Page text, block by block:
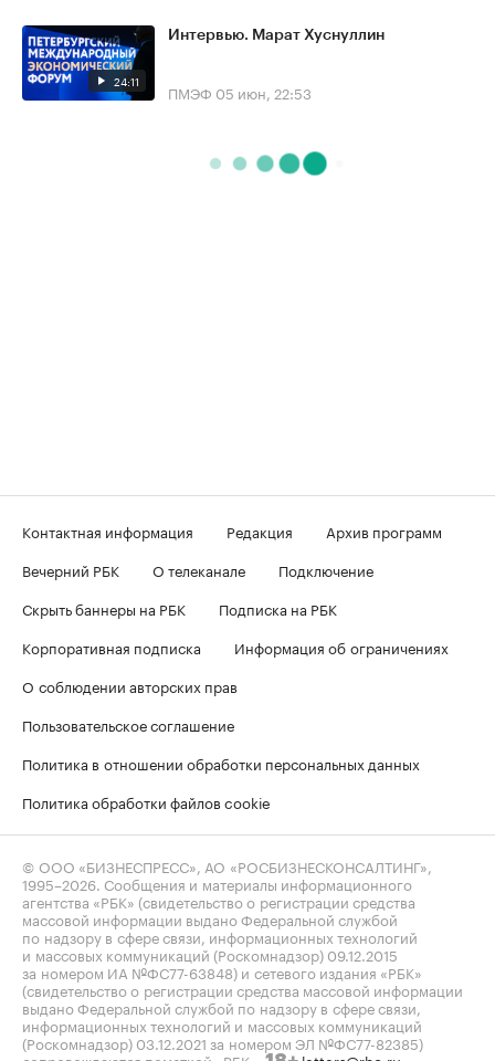
24:11
Интервью. Марат Хуснуллин
ПМЭФ 05 июн, 22:53
Контактная информация Редакция
Архив программ
Вечерний РБК
О телеканале
Подключение
Скрыть баннеры на РБК
Подписка на РБК
Корпоративная подписка
Информация об ограничениях
О соблюдении авторских прав
Пользовательское соглашение
Политика в отношении обработки персональных данных
Политика обработки файлов cookie
© ООО «БИЗНЕСПРЕСС», АО «РОСБИЗНЕСКОНСАЛТИНГ»,
1995–2026 . Сообщения и материалы информационного
агентства «РБК» (свидетельство о регистрации средства
массовой информации выдано Федеральной службой
по надзору в сфере связи, информационных технологий
и массовых коммуникаций (Роскомнадзор) 09.12.2015
за номером ИА №ФС77-63848) и сетевого издания «РБК»
(свидетельство о регистрации средства массовой информации
выдано Федеральной службой по надзору в сфере связи,
информационных технологий и массовых коммуникаций
(Роскомнадзор) 03.12.2021 за номером ЭЛ №ФС77-82385)